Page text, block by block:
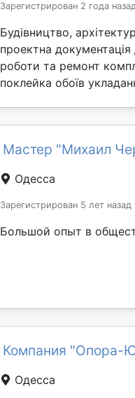
Зарегистрирован 2 года
Будівництво,
проектна документація
роботи та ремонт
поклейка обоїв
Мастер "Михаил
Одесса
Зарегистрирован 5 лет назад
Большой опыт в
Компания "Опора-
Одесса